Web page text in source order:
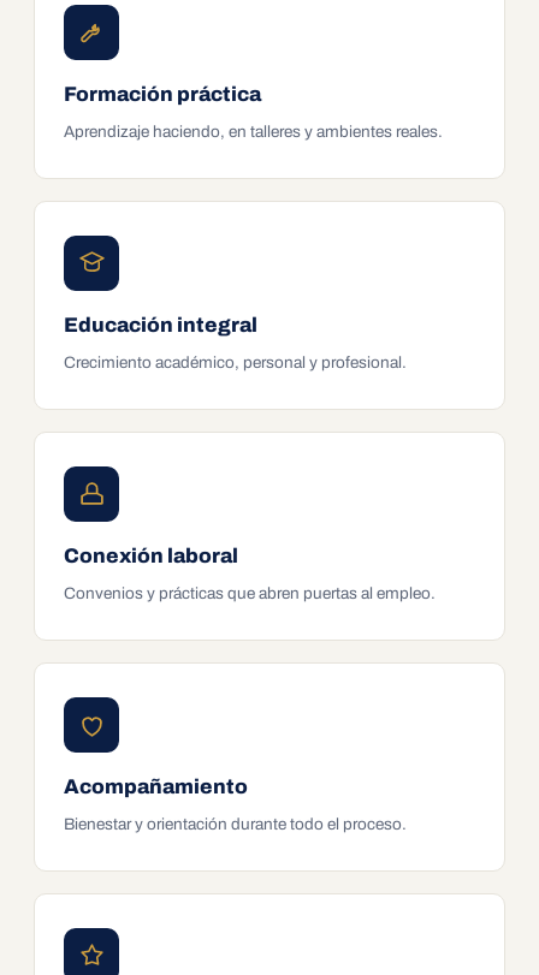
Formación práctica
Aprendizaje haciendo, en talleres y ambientes reales.
Educación integral
Crecimiento académico, personal y profesional.
Conexión laboral
Convenios y prácticas que abren puertas al empleo.
Acompañamiento
Bienestar y orientación durante todo el proceso.